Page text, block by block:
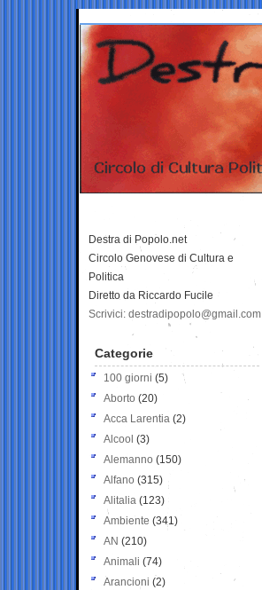
Destra di Popolo.net
Circolo Genovese di Cultura e
Politica
Diretto da Riccardo Fucile
Scrivici: destradipopolo@gmail.com
Categorie
100 giorni (5)
Aborto (20)
Acca Larentia (2)
Alcool (3)
Alemanno (150)
Alfano (315)
Alitalia (123)
Ambiente (341)
AN (210)
Animali (74)
Arancioni (2)